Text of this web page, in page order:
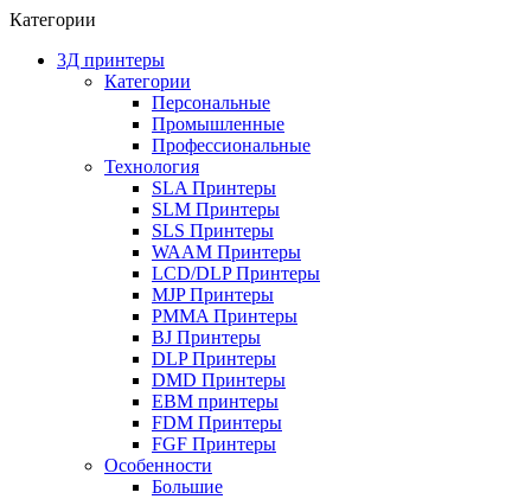
Категории
3Д принтеры
Категории
Персональные
Промышленные
Профессиональные
Технология
SLA Принтеры
SLM Принтеры
SLS Принтеры
WAAM Принтеры
LCD/DLP Принтеры
MJP Принтеры
PMMA Принтеры
BJ Принтеры
DLP Принтеры
DMD Принтеры
EBM принтеры
FDM Принтеры
FGF Принтеры
Особенности
Большие